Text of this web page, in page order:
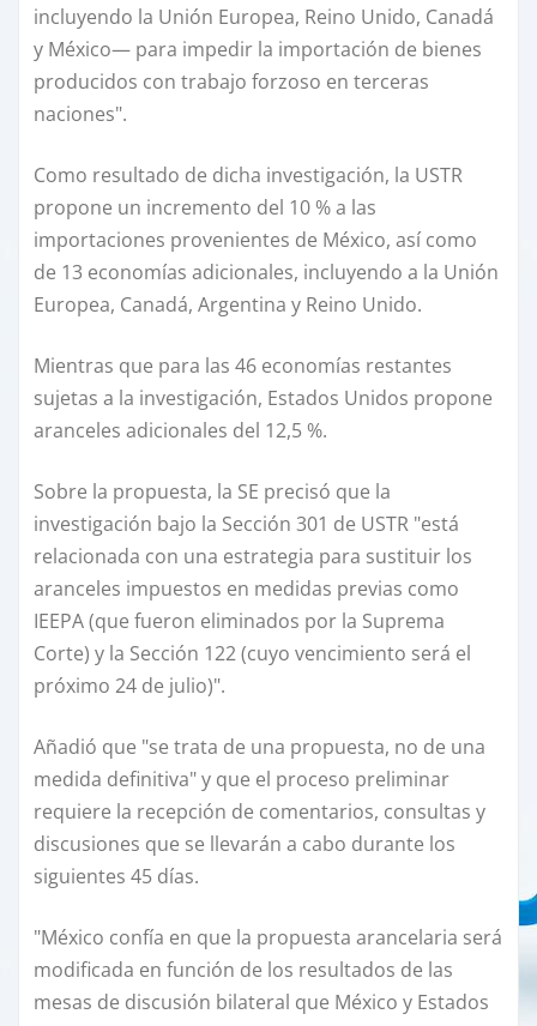
incluyendo la Unión Europea, Reino Unido, Canadá
y México— para impedir la importación de bienes
producidos con trabajo forzoso en terceras
naciones".
Como resultado de dicha investigación, la USTR
propone un incremento del 10 % a las
importaciones provenientes de México, así como
de 13 economías adicionales, incluyendo a la Unión
Europea, Canadá, Argentina y Reino Unido.
Mientras que para las 46 economías restantes
sujetas a la investigación, Estados Unidos propone
aranceles adicionales del 12,5 %.
Sobre la propuesta, la SE precisó que la
investigación bajo la Sección 301 de USTR "está
relacionada con una estrategia para sustituir los
aranceles impuestos en medidas previas como
IEEPA (que fueron eliminados por la Suprema
Corte) y la Sección 122 (cuyo vencimiento será el
próximo 24 de julio)".
Añadió que "se trata de una propuesta, no de una
medida definitiva" y que el proceso preliminar
requiere la recepción de comentarios, consultas y
discusiones que se llevarán a cabo durante los
siguientes 45 días.
"México confía en que la propuesta arancelaria será
modificada en función de los resultados de las
mesas de discusión bilateral que México y Estados